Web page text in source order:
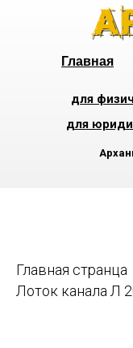
Главная
для
для
Главная странца
Лоток канала Л